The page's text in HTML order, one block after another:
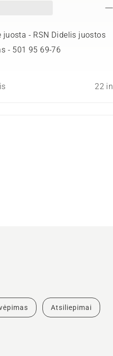
- RSN Didelis juostos
- 501 95 69‑76
22 in
Atsiliepimai